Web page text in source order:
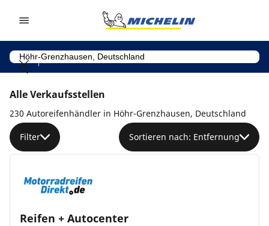
Alle Verkaufsstellen
230 Autoreifenhändler in Höhr-Grenzhausen, Deutschland
Filter Sortieren nach: Entfernung
Reifen + Autocenter